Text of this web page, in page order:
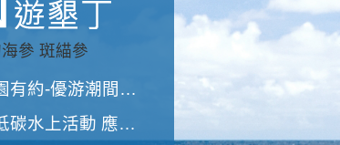
-優游潮間探險者
動 應屆畢業生限額免費參加
世界地球清潔日 墾管處辦理「2026年墾丁國家公園沙灘淨灘活動
115年09月